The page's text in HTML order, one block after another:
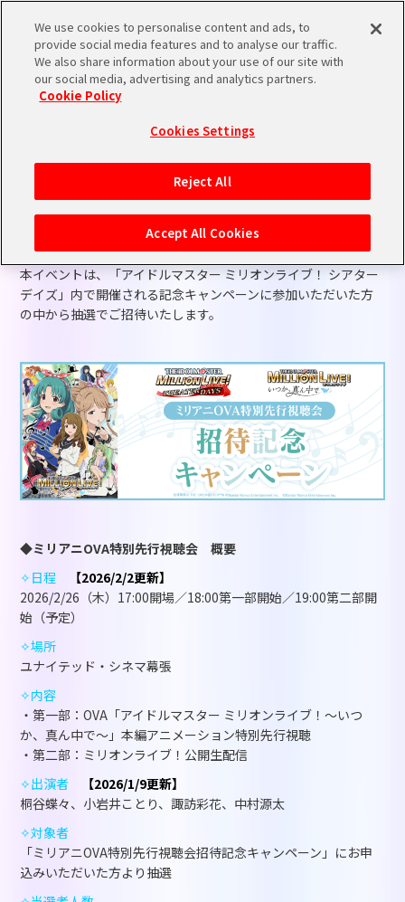
2025.12.24 OVA EVENT INFO
(26/2/20更新)ミリアニOVA特
別先行視聴会の開催が決定！
OVA「アイドルマスター ミリオンライブ！～いつか、真ん中で
～」特別先行視聴会の開催が決定いたしました！
本イベントは、「アイドルマスター ミリオンライブ！ シアター
デイズ」内で開催される記念キャンペーンに参加いただいた方
の中から抽選でご招待いたします。
◆ミリアニOVA特別先行視聴会 概要
✧日程
【2026/2/2更新】
2026/2/26（木） 17:00開場／18:00第一部開始／19:00第二部開
始（予定）
✧場所
ユナイテッド・シネマ幕張
✧内容
・第一部：OVA「アイドルマスター ミリオンライブ！～いつ
か、真ん中で～」本編アニメーション特別先行視聴
・第二部：ミリオンライブ！公開生配信
✧出演者
【2026/1/9更新】
桐谷蝶々、小岩井ことり、諏訪彩花、中村源太
✧対象者
「ミリアニOVA特別先行視聴会招待記念キャンペーン」にお申
込みいただいた方より抽選
We use cookies to personalise content and ads, to
provide social media features and to analyse our traffic.
We also share information about your use of our site with
our social media, advertising and analytics partners.
Cookie Policy
Cookies Settings
Reject All
Accept All Cookies